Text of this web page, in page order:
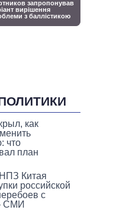
как
что
план
Китая
российской
с
СМИ